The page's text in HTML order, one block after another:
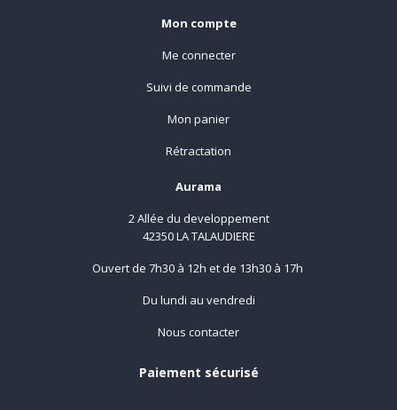
Mon compte
Me connecter
Suivi de commande
Mon panier
Rétractation
Aurama
2 Allée du developpement
42350 LA TALAUDIERE
Ouvert de 7h30 à 12h et de 13h30 à 17h
Du lundi au vendredi
Nous contacter
Paiement sécurisé